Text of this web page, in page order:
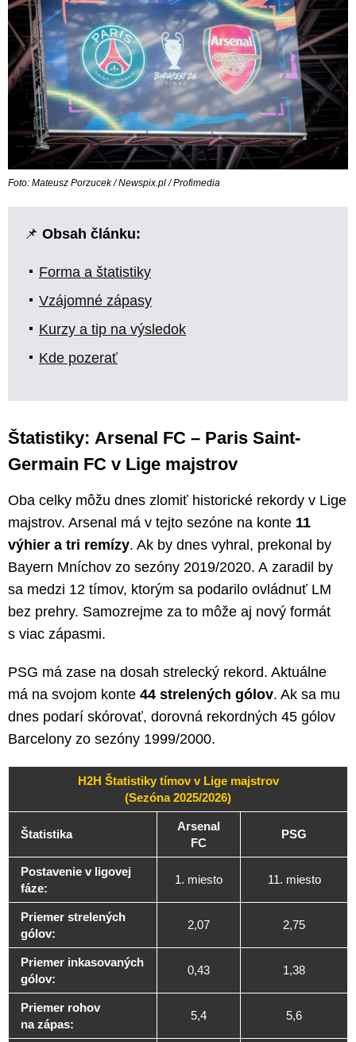
Foto: Mateusz Porzucek / Newspix.pl / Profimedia
📌 Obsah článku:
Forma a štatistiky
Vzájomné zápasy
Kurzy a tip na výsledok
Kde pozerať
Štatistiky: Arsenal FC – Paris Saint-
Germain FC v Lige majstrov
Oba celky môžu dnes zlomiť historické rekordy v Lige
majstrov. Arsenal má v tejto sezóne na konte 11
výhier a tri remízy. Ak by dnes vyhral, prekonal by
Bayern Mníchov zo sezóny 2019/2020. A zaradil by
sa medzi 12 tímov, ktorým sa podarilo ovládnuť LM
bez prehry. Samozrejme za to môže aj nový formát
s viac zápasmi.
PSG má zase na dosah strelecký rekord. Aktuálne
má na svojom konte 44 strelených gólov. Ak sa mu
dnes podarí skórovať, dorovná rekordných 45 gólov
Barcelony zo sezóny 1999/2000.
H2H Štatistiky tímov v Lige majstrov
(Sezóna 2025/2026)
Štatistika
Arsenal
FC
PSG
Postavenie v ligovej
fáze:
1. miesto 11. miesto
Priemer strelených
gólov:
2,07 2,75
Priemer inkasovaných
gólov:
0,43 1,38
Priemer rohov
na zápas:
5,4 5,6